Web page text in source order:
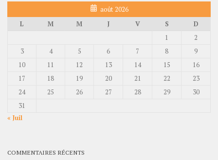
août 2026
L
M M J V S
D
1
2
3
4 5 6 7 8
9
10
11 12 13 14 15
16
17
18 19 20 21 22
23
24
25 26 27 28 29
30
31
« Juil
COMMENTAIRES RÉCENTS